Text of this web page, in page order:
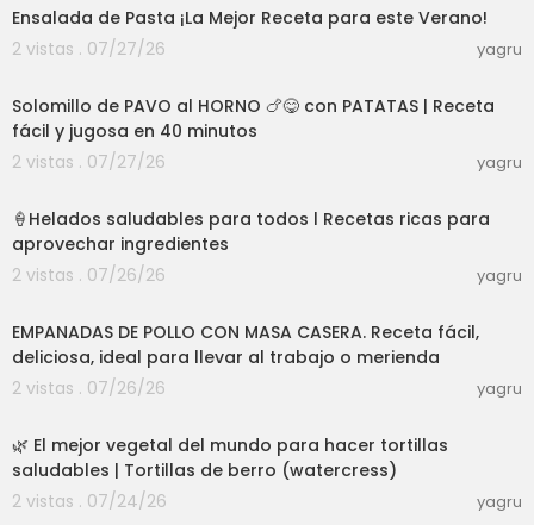
Ensalada de Pasta ¡La Mejor Receta para este Verano!
2 vistas . 07/27/26
yagru
Solomillo de PAVO al HORNO 🍗😋 con PATATAS | Receta
fácil y jugosa en 40 minutos
2 vistas . 07/27/26
yagru
🍦Helados saludables para todos l Recetas ricas para
aprovechar ingredientes
2 vistas . 07/26/26
yagru
EMPANADAS DE POLLO CON MASA CASERA. Receta fácil,
deliciosa, ideal para llevar al trabajo o merienda
2 vistas . 07/26/26
yagru
🌿 El mejor vegetal del mundo para hacer tortillas
saludables | Tortillas de berro (watercress)
2 vistas . 07/24/26
yagru